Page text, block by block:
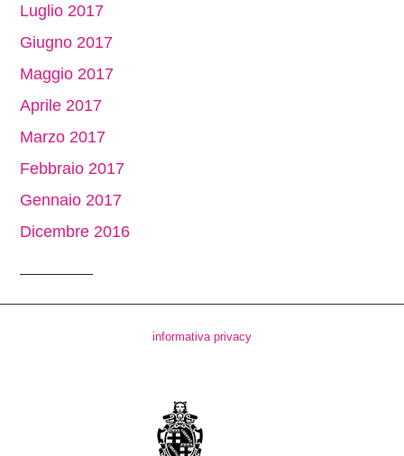
Luglio 2017
Giugno 2017
Maggio 2017
Aprile 2017
Marzo 2017
Febbraio 2017
Gennaio 2017
Dicembre 2016
informativa privacy